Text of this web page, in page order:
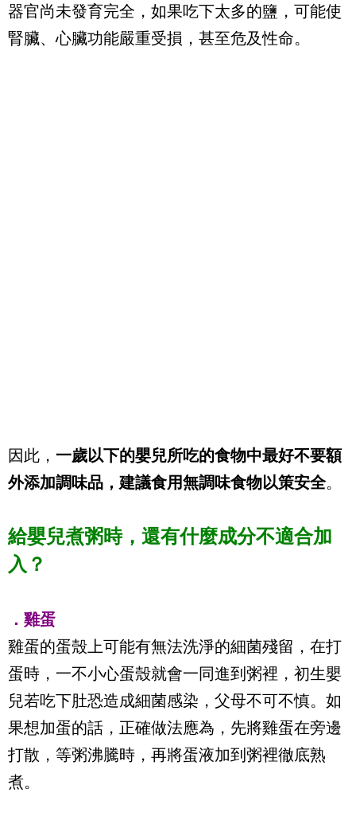
器官尚未發育完全，如果吃下太多的鹽，可能使
腎臟、心臟功能嚴重受損，甚至危及性命。
因此， 一歲以下的嬰兒所吃的食物中最好不要額
外添加調味品，建議食用無調味食物以策安全。
給嬰兒煮粥時，還有什麼成分不適合加
入？
．雞蛋
雞蛋的蛋殼上可能有無法洗淨的細菌殘留，在打
蛋時，一不小心蛋殼就會一同進到粥裡，初生嬰
兒若吃下肚恐造成細菌感染，父母不可不慎。如
果想加蛋的話，正確做法應為，先將雞蛋在旁邊
打散，等粥沸騰時，再將蛋液加到粥裡徹底熟
煮。